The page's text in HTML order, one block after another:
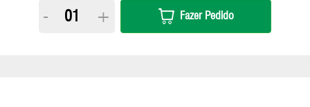
- + Fazer Pedido